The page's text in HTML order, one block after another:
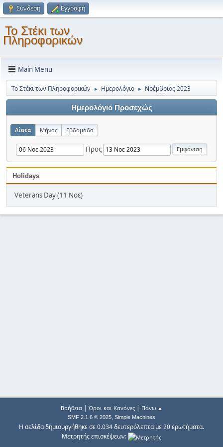
Σύνδεση Εγγραφή
Το Στέκι των
Πληροφορικών
Main Menu
Το Στέκι των Πληροφορικών ► Ημερολόγιο ► Νοέμβριος 2023
Ημερολόγιο Προσεχώς
Λίστα Μήνας Εβδομάδα
Προς
Holidays
Veterans Day (11 Νοε)
Βοήθεια| Όροι και Κανόνες| Πάνω ▲
SMF 2.1.6 © 2025, Simple Machines
Η σελίδα δημιουργήθηκε σε 0.034 δευτερόλεπτα με 20 ερωτήματα.
Μετρητής επισκέψεων: